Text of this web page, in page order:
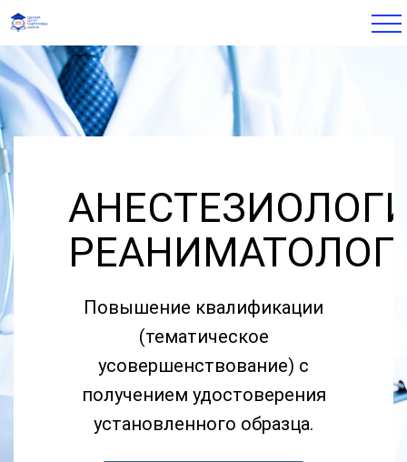
Повышение квалификации
(тематическое
усовершенствование) с
получением удостоверения
установленного образца.